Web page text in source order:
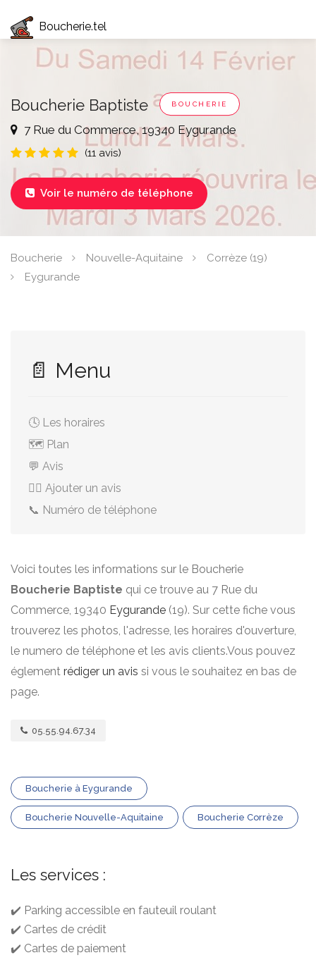
Boucherie.tel
Boucherie Baptiste BOUCHERIE
7 Rue du Commerce, 19340 Eygurande
(11 avis)
 Voir le numéro de téléphone
Boucherie Nouvelle-Aquitaine
Corrèze (19)
Eygurande
📄 Menu
🕓 Les horaires
🗺️ Plan
💬 Avis
✍🏻 Ajouter un avis
📞 Numéro de téléphone
Voici toutes les informations sur le Boucherie
Boucherie Baptiste qui ce trouve au 7 Rue du
Commerce, 19340 Eygurande (19). Sur cette fiche vous
trouverez les photos, l'adresse, les horaires d'ouverture,
le numero de téléphone et les avis clients.Vous pouvez
églement rédiger un avis si vous le souhaitez en bas de
page.
05.55.94.67.34
Boucherie à Eygurande
Boucherie Nouvelle-Aquitaine Boucherie Corrèze
Les services :
✔️ Parking accessible en fauteuil roulant
✔️ Cartes de crédit
✔️ Cartes de paiement